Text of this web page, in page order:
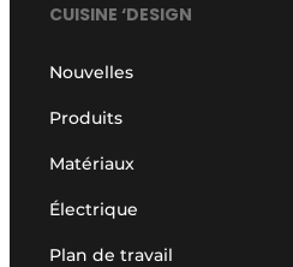
CUISINE ‘DESIGN
Nouvelles
Produits
Matériaux
Électrique
Plan de travail